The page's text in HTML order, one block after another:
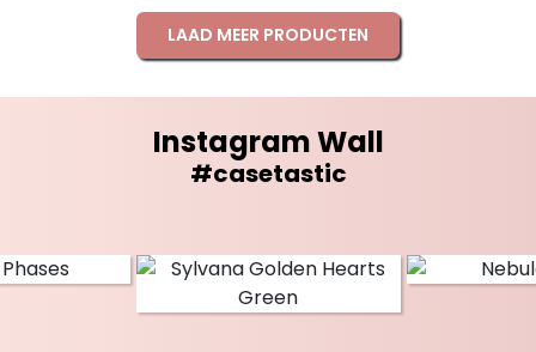
LAAD MEER PRODUCTEN
Instagram Wall
#casetastic